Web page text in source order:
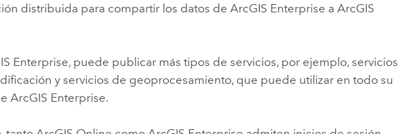
distribuida para compartir los datos deArcGIS Enterprise aArcGIS
Enterprise, puede publicar más tipos de servicios, por ejemplo, servicios
y servicios de geoprocesamiento, que puede utilizar en todo su
ArcGIS Enterprise.